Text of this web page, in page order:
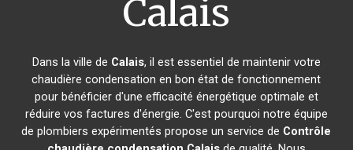
Calais
Dans la ville de Calais, il est essentiel de maintenir votre
chaudière condensation en bon état de fonctionnement
pour bénéficier d'une efficacité énergétique optimale et
réduire vos factures d'énergie. C'est pourquoi notre équipe
de plombiers expérimentés propose un service de Contrôle